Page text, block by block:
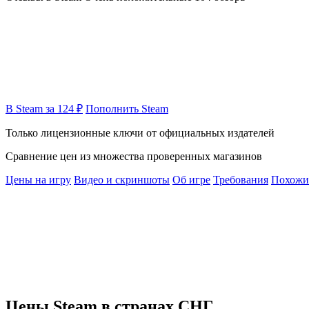
В Steam за 124 ₽ Пополнить Steam
Только лицензионные ключи от официальных издателей
Сравнение цен из множества проверенных магазинов
Цены на игру Видео и скриншоты Об игре Требования